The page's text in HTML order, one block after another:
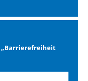
„Barrierefreiheit